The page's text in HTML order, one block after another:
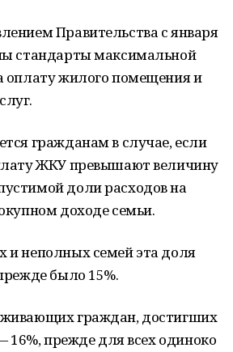
Правительства с января
стандарты максимальной
оплату жилого помещения и
гражданам в случае, если
ЖКУ превышают величину
доли расходов на
доходе семьи.
и неполных семей эта доля
было 15%.
граждан, достигших
16%, прежде для всех одиноко